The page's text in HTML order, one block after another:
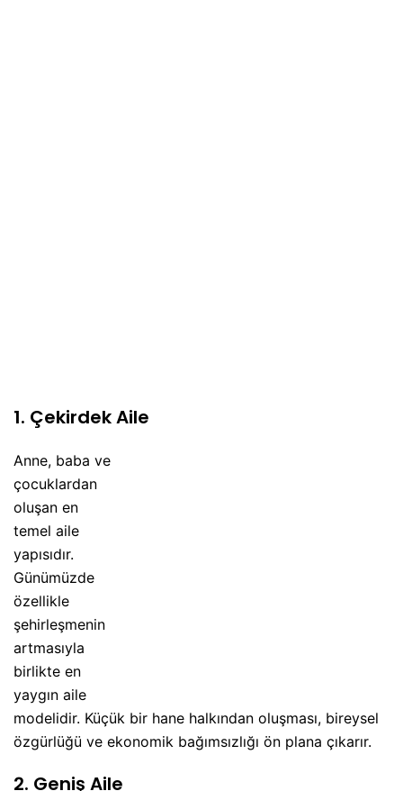
1. Çekirdek Aile
Anne, baba ve
çocuklardan
oluşan en
temel aile
yapısıdır.
Günümüzde
özellikle
şehirleşmenin
artmasıyla
birlikte en
yaygın aile
modelidir. Küçük bir hane halkından oluşması, bireysel
özgürlüğü ve ekonomik bağımsızlığı ön plana çıkarır.
2. Geniş Aile